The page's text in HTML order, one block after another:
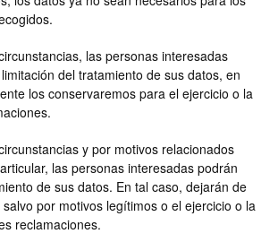
las personas interesadas
del tratamiento de sus datos, en
los conservaremos para el ejercicio o la
y por motivos relacionados
las personas interesadas podrán
de sus datos. En tal caso, dejarán de
por motivos legítimos o el ejercicio o la
reclamaciones.